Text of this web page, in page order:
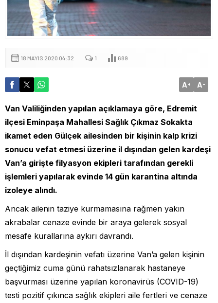
18 MAYIS 2020 04:32 1 689
A+ A-
Van Valiliğinden yapılan açıklamaya göre, Edremit
ilçesi Eminpaşa Mahallesi Sağlık Çıkmaz Sokakta
ikamet eden Gülçek ailesinden bir kişinin kalp krizi
sonucu vefat etmesi üzerine il dışından gelen kardeşi
Van’a girişte filyasyon ekipleri tarafından gerekli
işlemleri yapılarak evinde 14 gün karantina altında
izoleye alındı.
Ancak ailenin taziye kurmamasına rağmen yakın
akrabalar cenaze evinde bir araya gelerek sosyal
mesafe kurallarına aykırı davrandı.
İl dışından kardeşinin vefatı üzerine Van’a gelen kişinin
geçtiğimiz cuma günü rahatsızlanarak hastaneye
başvurması üzerine yapılan koronavirüs (COVID-19)
testi pozitif çıkınca sağlık ekipleri aile fertleri ve cenaze